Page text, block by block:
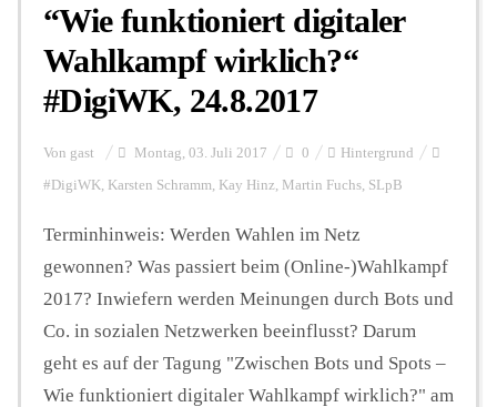
“Wie funktioniert digitaler
Wahlkampf wirklich?“
#DigiWK, 24.8.2017
Von gast Montag, 03. Juli 2017 0 Hintergrund
#DigiWK, Karsten Schramm, Kay Hinz, Martin Fuchs, SLpB
Terminhinweis: Werden Wahlen im Netz
gewonnen? Was passiert beim (Online-)Wahlkampf
2017? Inwiefern werden Meinungen durch Bots und
Co. in sozialen Netzwerken beeinflusst? Darum
geht es auf der Tagung "Zwischen Bots und Spots –
Wie funktioniert digitaler Wahlkampf wirklich?" am